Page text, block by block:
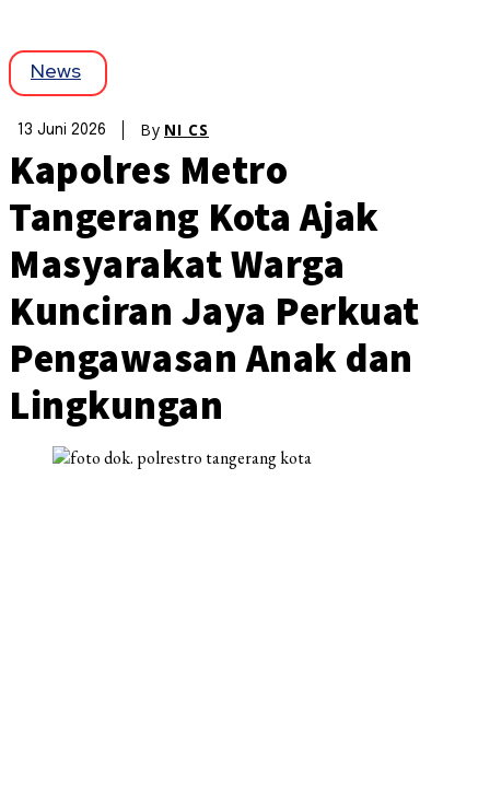
News
13 Juni 2026 By NI CS
Kapolres Metro
Tangerang Kota Ajak
Masyarakat Warga
Kunciran Jaya Perkuat
Pengawasan Anak dan
Lingkungan